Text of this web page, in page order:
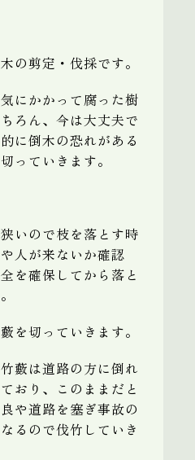
の剪定・伐採です。
にかかって腐った樹
ろん、今は大丈夫で
に倒木の恐れがある
っていきます。
いので枝を落とす時
人が来ないか確認
を確保してから落と
を切っていきます。
藪は道路の方に倒れ
おり、このままだと
や道路を塞ぎ事故の
るので伐竹していき